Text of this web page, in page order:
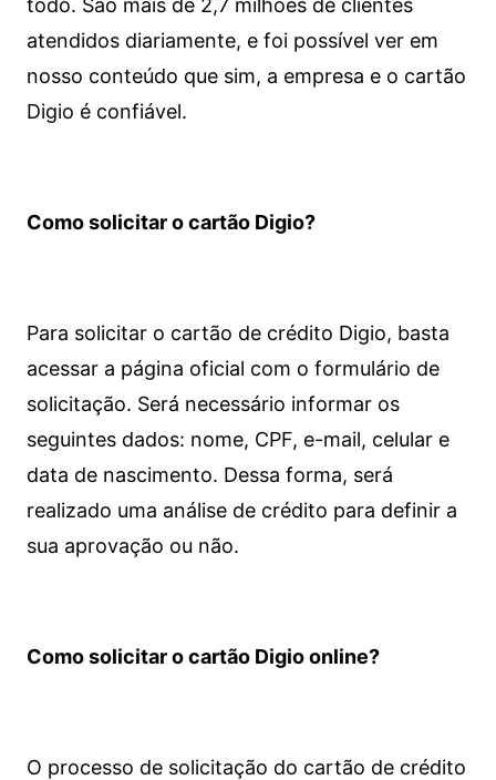
todo. São mais de 2,7 milhões de clientes
atendidos diariamente, e foi possível ver em
nosso conteúdo que sim, a empresa e o cartão
Digio é confiável.
Como solicitar o cartão Digio?
Para solicitar o cartão de crédito Digio, basta
acessar a página oficial com o formulário de
solicitação. Será necessário informar os
seguintes dados: nome, CPF, e-mail, celular e
data de nascimento. Dessa forma, será
realizado uma análise de crédito para definir a
sua aprovação ou não.
Como solicitar o cartão Digio online?
O processo de solicitação do cartão de crédito